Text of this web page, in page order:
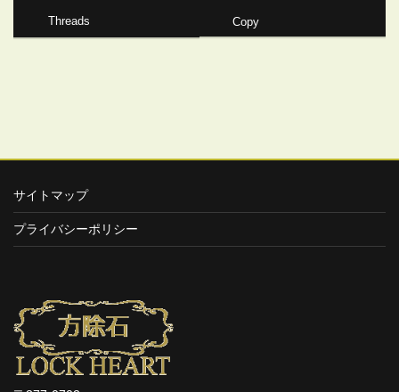
Threads Copy
サイトマップ
プライバシーポリシー